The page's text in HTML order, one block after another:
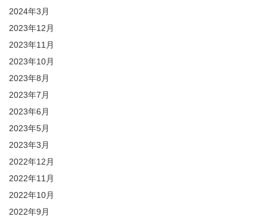
2024年3月
2023年12月
2023年11月
2023年10月
2023年8月
2023年7月
2023年6月
2023年5月
2023年3月
2022年12月
2022年11月
2022年10月
2022年9月